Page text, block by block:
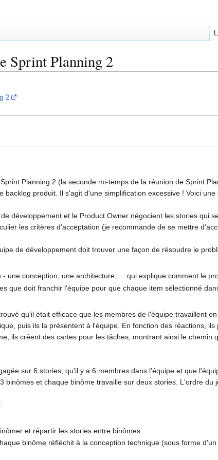
Sprint Planning 2
2
Planning 2 (la seconde mi-temps de la réunion de Sprint
backlog produit. Il s'agit d'une simplification excessive ! Voici
développement et le Product Owner négocient les stories qui
les critères d'acceptation (je recommande de se mettre
de développement doit trouver une façon de résoudre le
- une conception, une architecture, ... qui explique comment le
que doit franchir l'équipe pour que chaque item sélectionné
qu'il était efficace que les membres de l'équipe travaillent
puis ils la présentent à l'équipe. En fonction des réactions,
ils créent des cartes pour les tâches, montrant ainsi le
sur 6 stories, qu'il y a 6 membres dans l'équipe et que
binômes et chaque binôme travaille sur deux stories. L'ordre du
et répartir les stories entre binômes.
binôme réfléchit à la conception technique (sous forme